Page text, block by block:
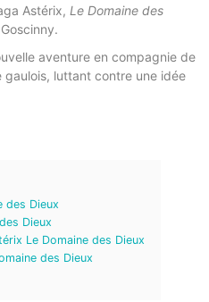
Astérix, Le Domaine des
aventure en compagnie de
luttant contre une idée
des Dieux
Dieux
Le Domaine des Dieux
des Dieux